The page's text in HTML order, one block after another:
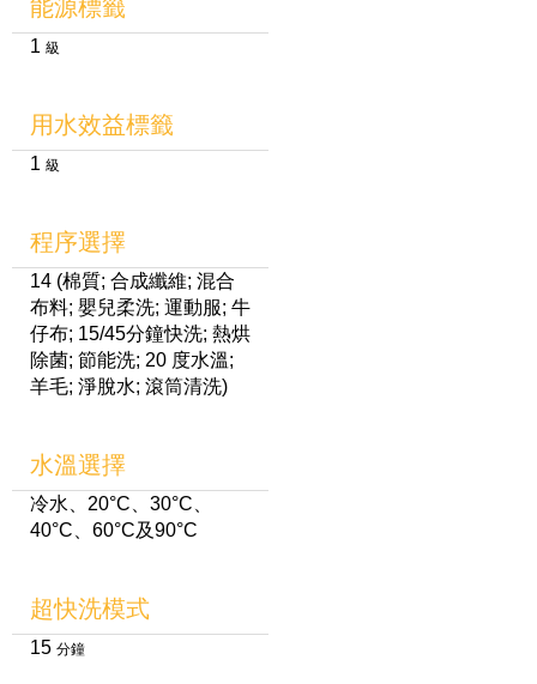
能源標籤
1 級
用水效益標籤
1 級
程序選擇
14 (棉質; 合成纖維; 混合
布料; 嬰兒柔洗; 運動服; 牛
仔布; 15/45分鐘快洗; 熱烘
除菌; 節能洗; 20 度水溫;
羊毛; 淨脫水; 滾筒清洗)
水溫選擇
冷水、20°C、30°C、
40°C、60°C及90°C
超快洗模式
15 分鐘